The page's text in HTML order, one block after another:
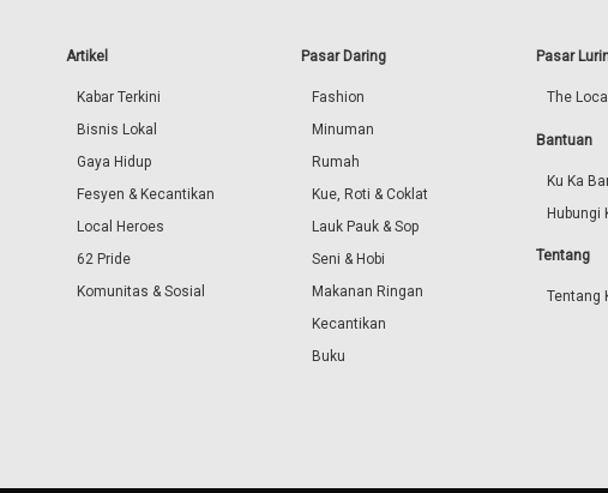
Artikel
Kabar Terkini
Bisnis Lokal
Gaya Hidup
Fesyen & Kecantikan
Local Heroes
62 Pride
Komunitas & Sosial
Pasar Daring
Fashion
Minuman
Rumah
Kue, Roti & Coklat
Lauk Pauk & Sop
Seni & Hobi
Makanan Ringan
Kecantikan
Buku
Pasar
The
Bantuan
Ku Ka
Hubungi
Tentang
Tentang